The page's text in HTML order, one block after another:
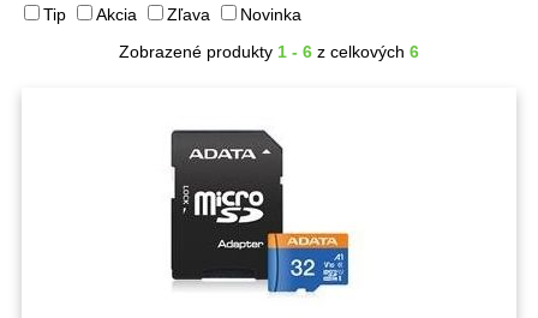
Tip Akcia Zľava
Novinka
Zobrazené produkty 1 - 6 z celkových 6